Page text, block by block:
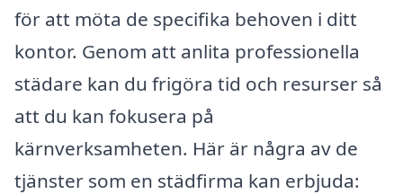
för att möta de specifika behoven i ditt
kontor. Genom att anlita professionella
städare kan du frigöra tid och resurser så
att du kan fokusera på
kärnverksamheten. Här är några av de
tjänster som en städfirma kan erbjuda: